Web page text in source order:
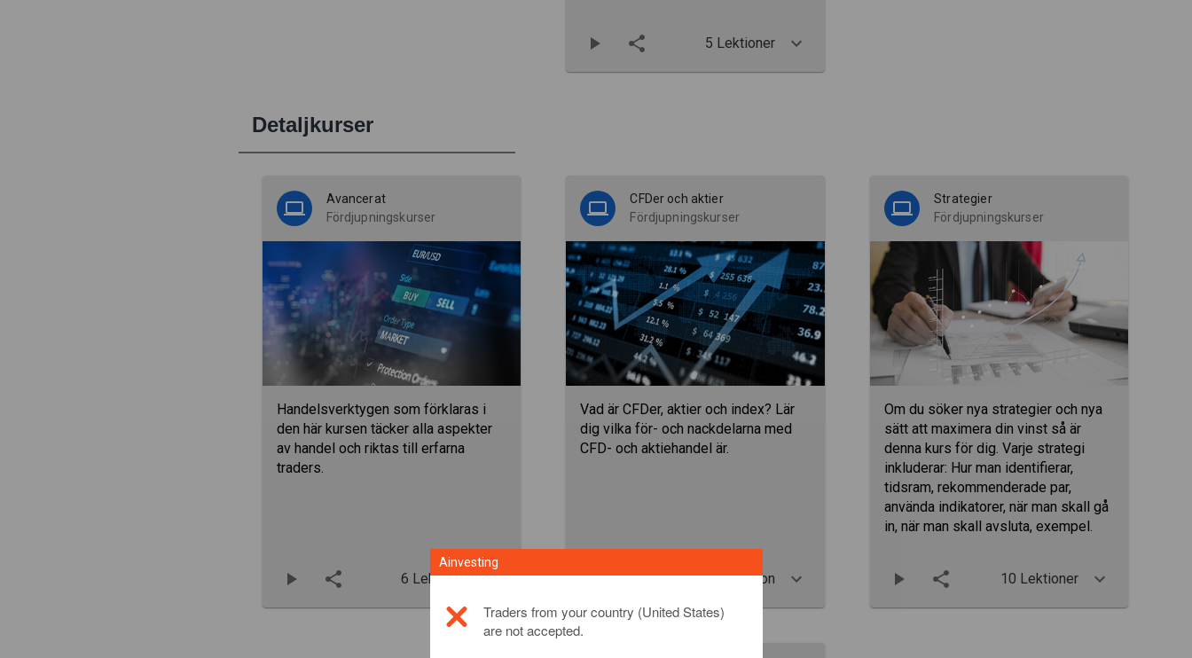
5 Lektioner
Detaljkurser
Avancerat
Fördjupningskurser
Handelsverktygen som förklaras i
den här kursen täcker alla aspekter
av handel och riktas till erfarna
traders.
6 Lektioner
CFDer och aktier
Fördjupningskurser
Vad är CFDer, aktier och index? Lär
dig vilka för- och nackdelarna med
CFD- och aktiehandel är.
1 Lektion
Strategier
Fördjupningskurser
Om du söker nya strategier och nya
sätt att maximera din vinst så är
denna kurs för dig. Varje strategi
inkluderar: Hur man identifierar,
tidsram, rekommenderade par,
använda indikatorer, när man skall gå
in, när man skall avsluta, exempel.
10 Lektioner
Ainvesting
Traders from your country (United States)
are not accepted.